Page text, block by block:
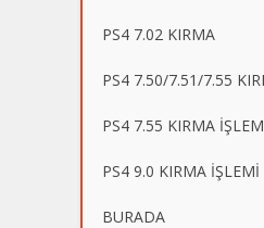
PS4 7.02 KIRMA
PS4 7.50/7.51/7.55
PS4 7.55 KIRMA
PS4 9.0 KIRMA
BURADA